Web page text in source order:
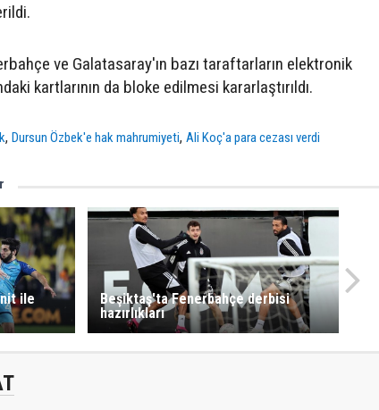
ve Galatasaray'ın bazı taraftarların elektronik
kartlarının da bloke edilmesi kararlaştırıldı.
,Dursun Özbek'e hak mahrumiyeti,Ali Koç'a para cezası verdi
ile
Beşiktaş'ta Fenerbahçe derbisi
hazırlıkları